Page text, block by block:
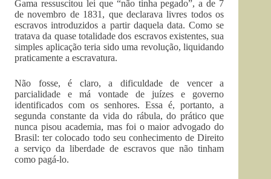
Gama ressuscitou lei que “não tinha pegado”, a de 7
de novembro de 1831, que declarava livres todos os
escravos introduzidos a partir daquela data. Como se
tratava da quase totalidade dos escravos existentes, sua
simples aplicação teria sido uma revolução, liquidando
praticamente a escravatura.
Não fosse, é claro, a dificuldade de vencer a
parcialidade e má vontade de juízes e governo
identificados com os senhores. Essa é, portanto, a
segunda constante da vida do rábula, do prático que
nunca pisou academia, mas foi o maior advogado do
Brasil: ter colocado todo seu conhecimento de Direito
a serviço da liberdade de escravos que não tinham
como pagá-lo.